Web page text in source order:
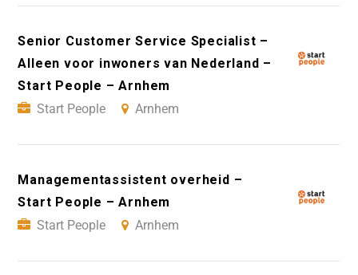
Senior Customer Service Specialist –
Alleen voor inwoners van Nederland –
Start People – Arnhem
Start People
Arnhem
Managementassistent overheid –
Start People – Arnhem
Start People
Arnhem